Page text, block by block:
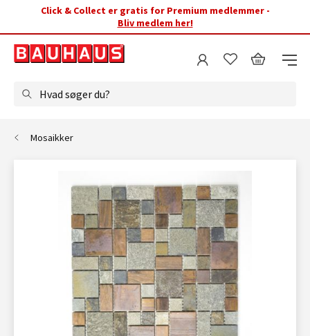
Click & Collect er gratis for Premium medlemmer -
Bliv medlem her!
Hvad søger du?
Mosaikker